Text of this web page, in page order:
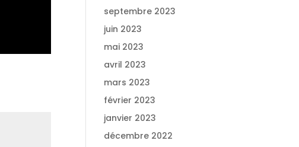
septembre 2023
juin 2023
mai 2023
avril 2023
mars 2023
février 2023
janvier 2023
décembre 2022